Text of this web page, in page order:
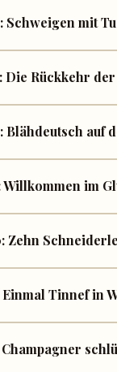
Schweigen mit
Die Rückkehr
Blähdeutsch auf
Willkommen im
Zehn
Tinnef in